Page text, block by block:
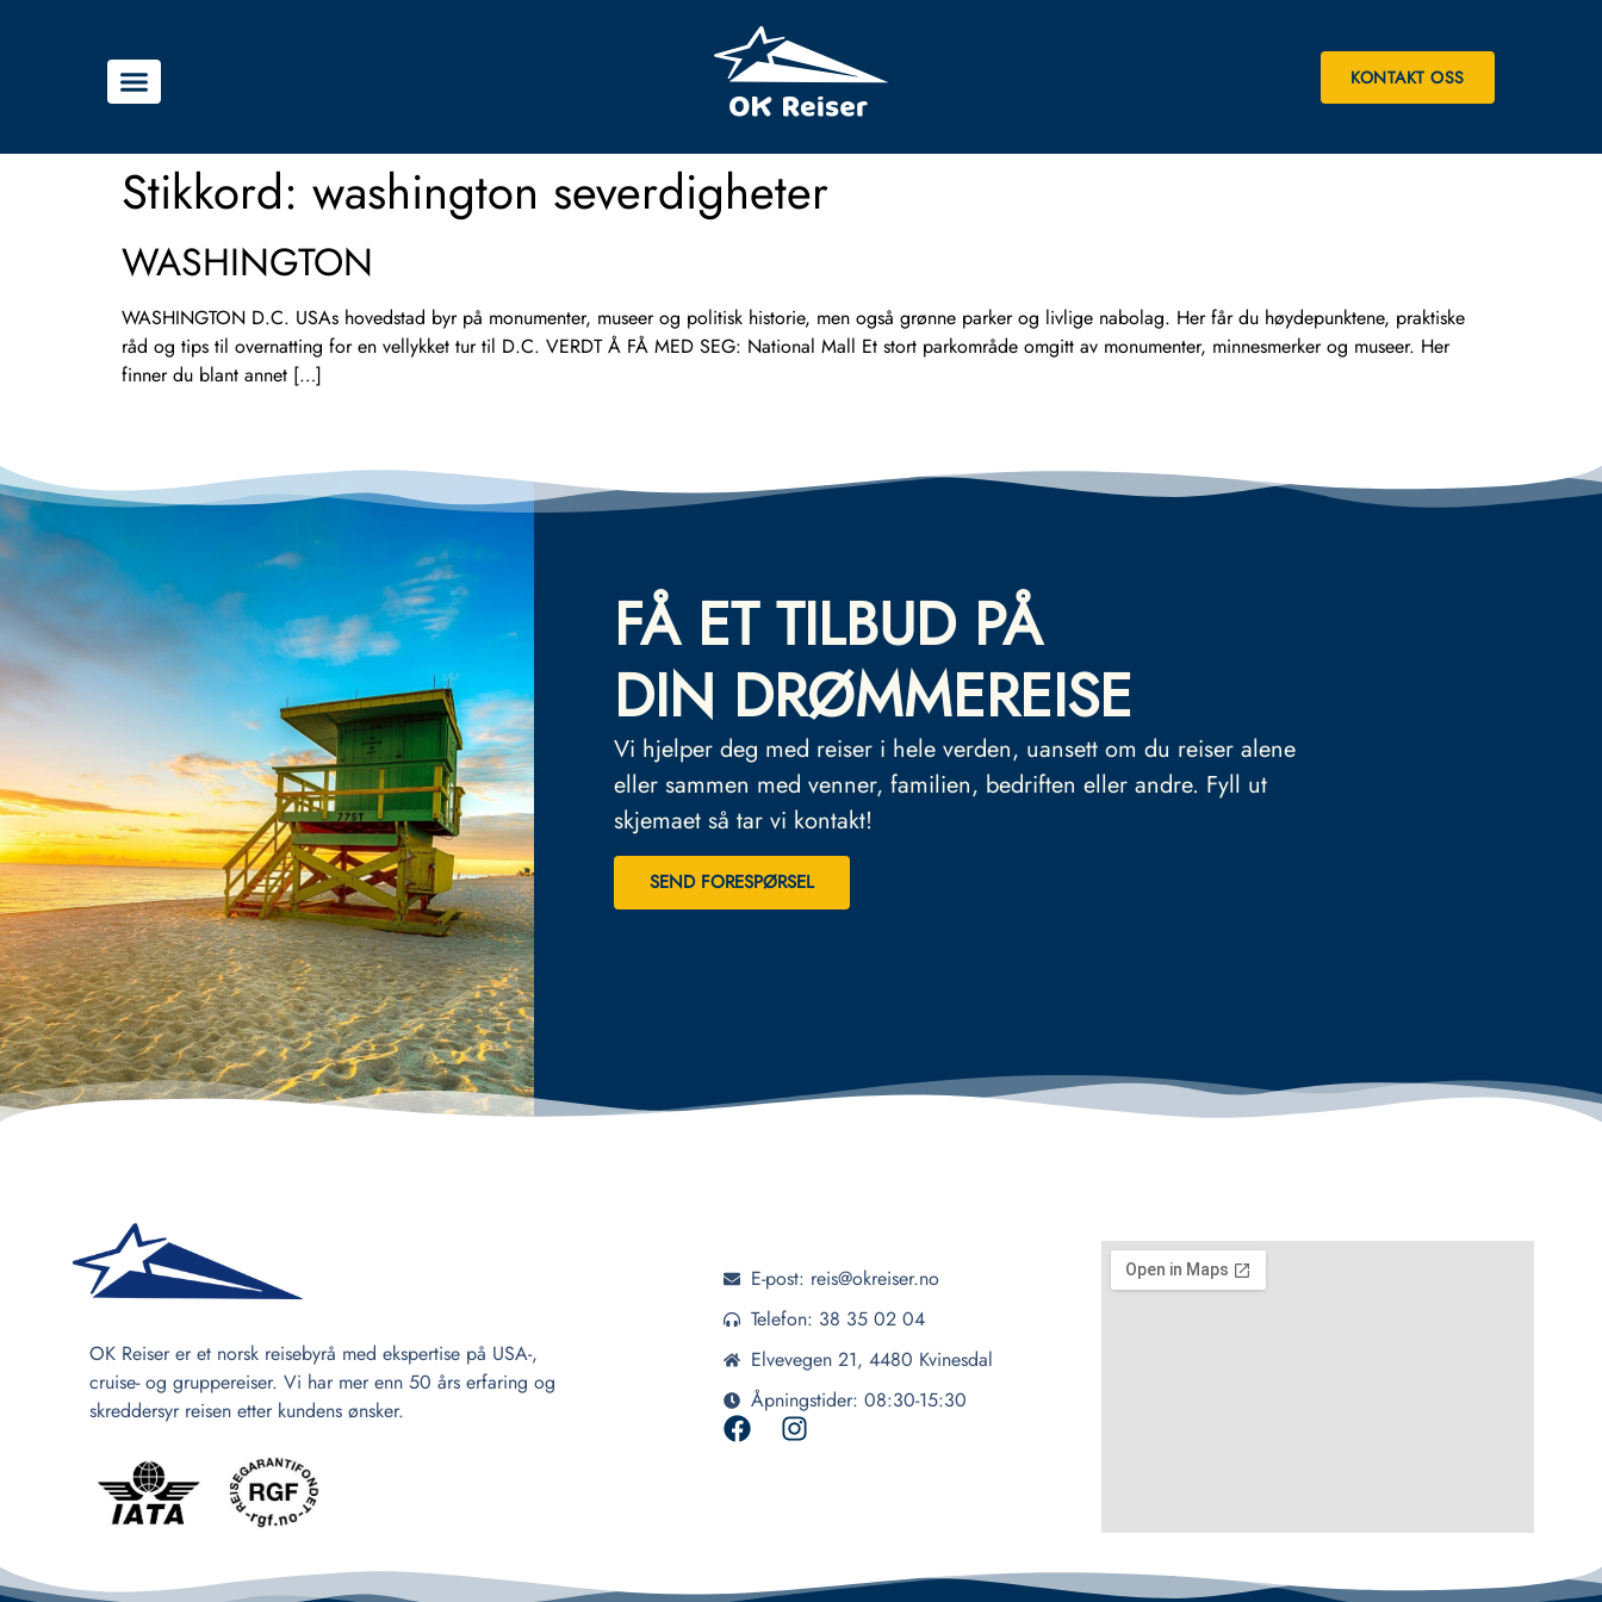
KONTAKT OSS
Stikkord: washington severdigheter
WASHINGTON
WASHINGTON D.C. USAs hovedstad byr på monumenter, museer og politisk historie, men også grønne parker og livlige nabolag. Her får du høydepunktene, praktiske
råd og tips til overnatting for en vellykket tur til D.C. VERDT Å FÅ MED SEG: National Mall Et stort parkområde omgitt av monumenter, minnesmerker og museer. Her
finner du blant annet […]
FÅ ET TILBUD PÅ
DIN DRØMMEREISE
Vi hjelper deg med reiser i hele verden, uansett om du reiser alene
eller sammen med venner, familien, bedriften eller andre. Fyll ut
skjemaet så tar vi kontakt!
SEND FORESPØRSEL
OK Reiser er et norsk reisebyrå med ekspertise på USA-,
cruise- og gruppereiser. Vi har mer enn 50 års erfaring og
skreddersyr reisen etter kundens ønsker.
E-post: reis@okreiser.no
Telefon: 38 35 02 04
Elvevegen 21, 4480 Kvinesdal
Åpningstider: 08:30-15:30